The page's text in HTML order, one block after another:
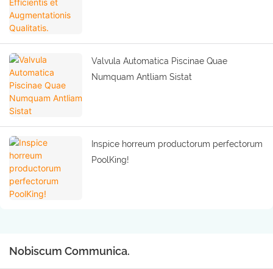
Valvula Automatica Piscinae Quae
Numquam Antliam Sistat
Inspice horreum productorum perfectorum
PoolKing!
Nobiscum Communica.